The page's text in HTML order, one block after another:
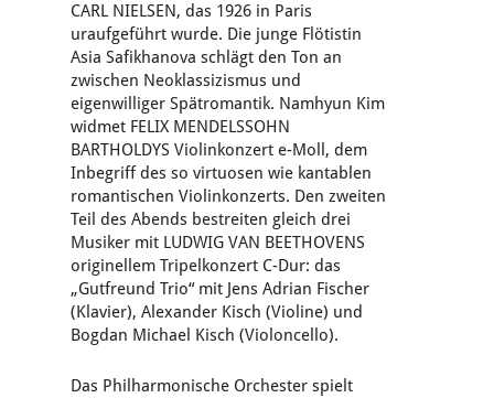
CARL NIELSEN, das 1926 in Paris
uraufgeführt wurde. Die junge Flötistin
Asia Safikhanova schlägt den Ton an
zwischen Neoklassizismus und
eigenwilliger Spätromantik. Namhyun Kim
widmet FELIX MENDELSSOHN
BARTHOLDYS Violinkonzert e-Moll, dem
Inbegriff des so virtuosen wie kantablen
romantischen Violinkonzerts. Den zweiten
Teil des Abends bestreiten gleich drei
Musiker mit LUDWIG VAN BEETHOVENS
originellem Tripelkonzert C-Dur: das
„Gutfreund Trio“ mit Jens Adrian Fischer
(Klavier), Alexander Kisch (Violine) und
Bogdan Michael Kisch (Violoncello).
Das Philharmonische Orchester spielt